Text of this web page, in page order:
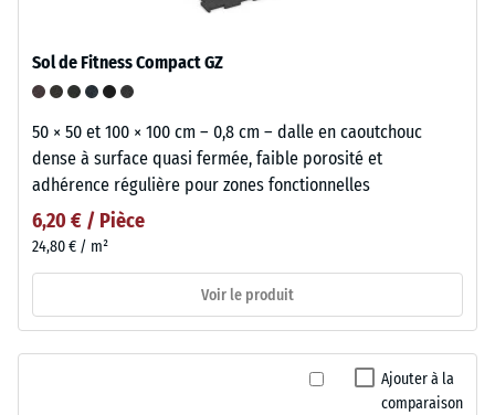
Sol de Fitness Compact GZ
50 × 50 et 100 × 100 cm – 0,8 cm – dalle en caoutchouc
dense à surface quasi fermée, faible porosité et
adhérence régulière pour zones fonctionnelles
6,20 € / Pièce
24,80 € / m²
Voir le produit
Ajouter à la
comparaison